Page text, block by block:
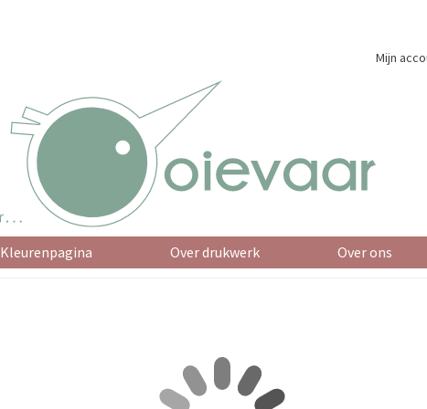
Mijn
Kleurenpagina Over drukwerk Over ons